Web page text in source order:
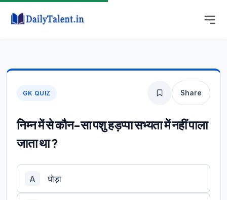
GK QUIZ Share
निम्न में से कौन-सा पशु हड़प्पा सभ्यता में नहीं पाला
जाता था ?
A घोड़ा